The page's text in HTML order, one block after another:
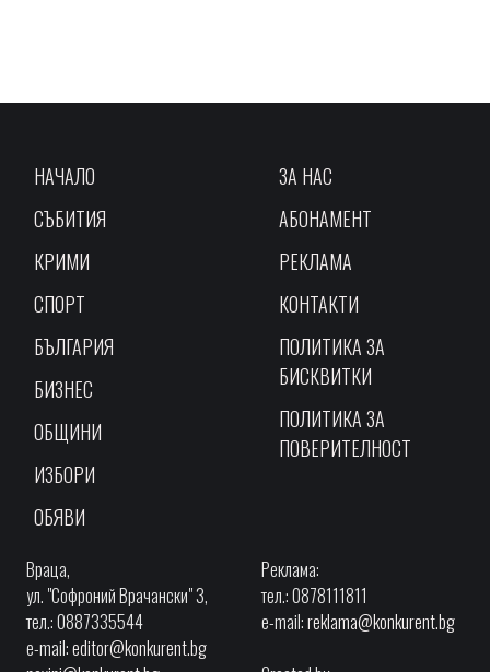
НАЧАЛО
СЪБИТИЯ
КРИМИ
СПОРТ
БЪЛГАРИЯ
БИЗНЕС
ОБЩИНИ
ИЗБОРИ
ОБЯВИ
ЗА НАС
АБОНАМЕНТ
РЕКЛАМА
КОНТАКТИ
ПОЛИТИКА ЗА
БИСКВИТКИ
ПОЛИТИКА ЗА
ПОВЕРИТЕЛНОСТ
Враца,
ул. "Софроний Врачански" 3,
тел.: 0887335544
e-mail:editor@konkurent.bg
Реклама:
тел.: 0878111811
e-mail:reklama@konkurent.bg